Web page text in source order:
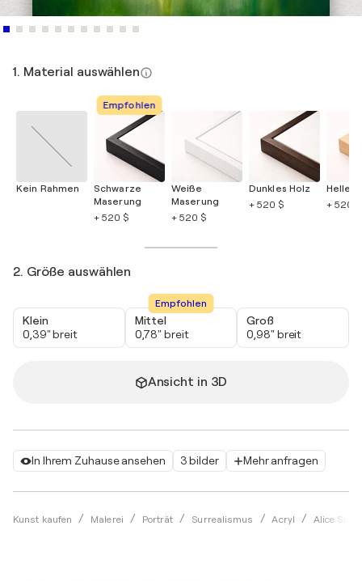
In Ihrem Zuhause ansehen 3 bilder Mehr anfragen
Kunst kaufen Malerei Porträt Surrealismus Acryl Alice
1. Material auswählen
Kein Rahmen
Empfohlen
Schwarze
Maserung
+ 520 $
Weiße
Maserung
+ 520 $
Dunkles Holz
+ 520 $
Helles
+ 520 $
2. Größe auswählen
Klein
0,39" breit
Empfohlen
Mittel
0,78" breit
Groß
0,98" breit
Ansicht in 3D